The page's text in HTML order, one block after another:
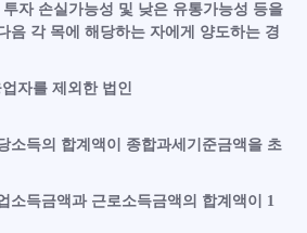
자 손실가능성 및 낮은 유통가능성 등을
음 각 목에 해당하는 자에게 양도하는 경
자를 제외한 법인
소득의 합계액이 종합과세기준금액을 초
소득금액과 근로소득금액의 합계액이 1